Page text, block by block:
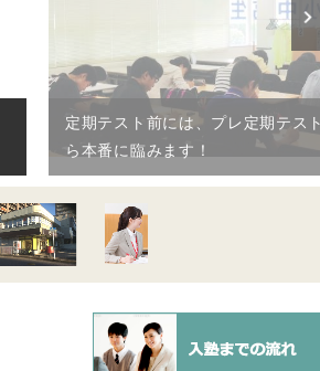
定期テスト前には、プレ定期テス
ら本番に臨みます！